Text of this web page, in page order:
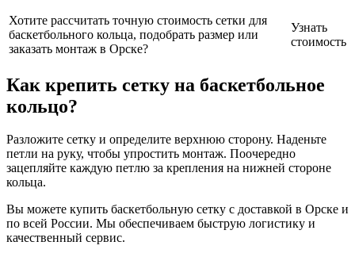
Хотите рассчитать точную стоимость сетки для
баскетбольного кольца, подобрать размер или
заказать монтаж в Орске?
Узнать
стоимость
Как крепить сетку на баскетбольное
кольцо?
Разложите сетку и определите верхнюю сторону. Наденьте
петли на руку, чтобы упростить монтаж. Поочередно
зацепляйте каждую петлю за крепления на нижней стороне
кольца.
Вы можете купить баскетбольную сетку с доставкой в Орске и
по всей России. Мы обеспечиваем быструю логистику и
качественный сервис.